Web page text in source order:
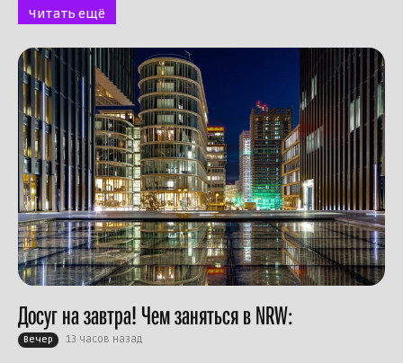
Читать ещё
Досуг на завтра! Чем заняться в NRW:
Вечер 13 часов назад